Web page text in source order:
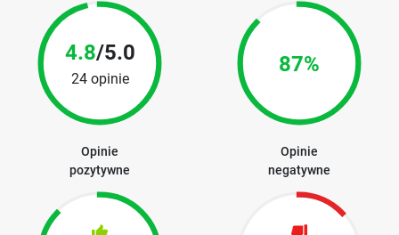
4.8/5.0
24 opinie
87%
Opinie
pozytywne
Opinie
negatywne